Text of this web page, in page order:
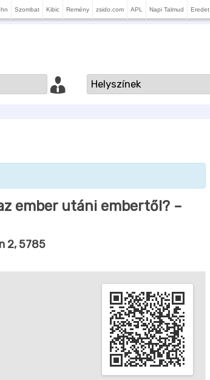
Szombat Kibic Remény zsido.com APL Napi Talmud Eredet
ember utáni embertől? –
2, 5785